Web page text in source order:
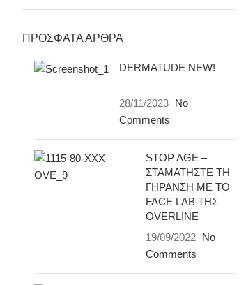
ΠΡΟΣΦΑΤΑ ΑΡΘΡΑ
DERMATUDE NEW!
28/11/2023 No
Comments
STOP AGE –
ΣΤΑΜΑΤΗΣΤΕ ΤΗ
ΓΗΡΑΝΣΗ ΜΕ ΤΟ
FACE LAB ΤΗΣ
OVERLINE
19/09/2022
No
Comments